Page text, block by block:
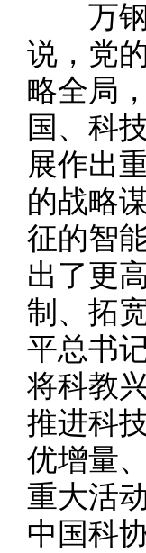
万钢
说，党
略全局
国、科
展作出
的战略
征的智
出了更
制、拓
平总书
将科教
推进科
优增量
重大活
中国科